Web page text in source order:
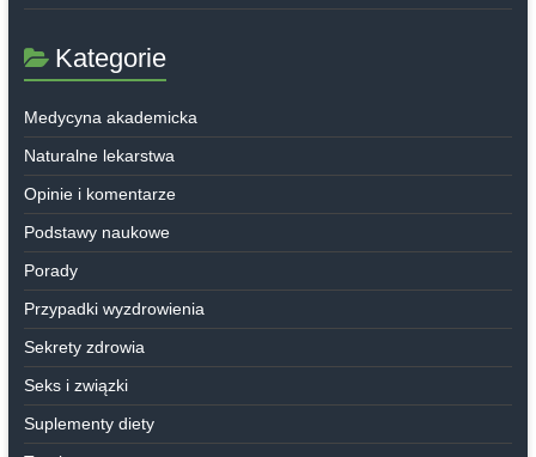
Kategorie
Medycyna akademicka
Naturalne lekarstwa
Opinie i komentarze
Podstawy naukowe
Porady
Przypadki wyzdrowienia
Sekrety zdrowia
Seks i związki
Suplementy diety